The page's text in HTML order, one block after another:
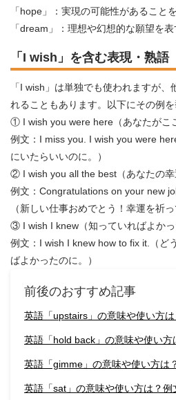
「hope」：実現の可能性があること
「dream」：理想や幻想的な願望を表
「I wish」を含む表現・熟語
「I wish」は単独でも使われますが
れることもあります。以下にその例を
① I wish you were here（あなたがこ
例文：I miss you. I wish you were
にいたらいいのに。）
② I wish you all the best（あなたの幸
例文：Congratulations on your new
（新しい仕事おめでとう！幸運を祈っ
③ I wish I knew（知っていればよかっ
例文：I wish I knew how to fix it.（ど
ばよかったのに。）
前後のおすすめ記事
英語「upstairs」の意味や使い方
英語「hold back」の意味や使い方
英語「gimme」の意味や使い方は
英語「sat」の意味や使い方は？例